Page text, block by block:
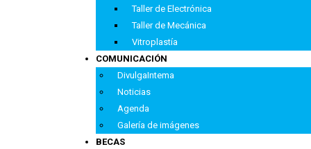
Taller de Electrónica
Taller de Mecánica
Vitroplastía
COMUNICACIÓN
DivulgaIntema
Noticias
Agenda
Galería de imágenes
BECAS
Fuente: CONICET